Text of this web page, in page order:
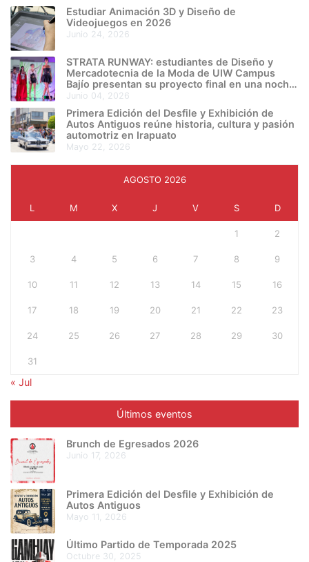
Estudiar Animación 3D y Diseño de
Videojuegos en 2026
junio 24, 2026
STRATA RUNWAY: estudiantes de Diseño y
Mercadotecnia de la Moda de UIW Campus
Bajío presentan su proyecto final en una noche
de creatividad e innovación
junio 04, 2026
Primera Edición del Desfile y Exhibición de
Autos Antiguos reúne historia, cultura y pasión
automotriz en Irapuato
mayo 22, 2026
AGOSTO 2026
L M X J V S D
1 2
3 4 5 6 7 8 9
10 11 12 13 14 15 16
17 18 19 20 21 22 23
24 25 26 27 28 29 30
31
« Jul
Últimos eventos
Brunch de Egresados 2026
junio 17, 2026
Primera Edición del Desfile y Exhibición de
Autos Antiguos
mayo 11, 2026
Último Partido de Temporada 2025
octubre 30, 2025